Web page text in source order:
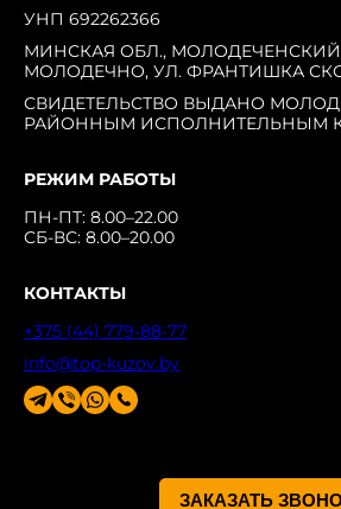
ЗАКАЗАТЬ
УНП 692262366
МИНСКАЯ ОБЛ., МОЛОДЕЧЕНСКИЙ
МОЛОДЕЧНО, УЛ. ФРАНТИШКА
СВИДЕТЕЛЬСТВО ВЫДАНО
РАЙОННЫМ ИСПОЛНИТЕЛЬНЫМ
РЕЖИМ РАБОТЫ
ПН-ПТ: 8.00–22.00
СБ-ВС: 8.00–20.00
КОНТАКТЫ
+375 (44) 779-88-77
info@top-kuzov.by